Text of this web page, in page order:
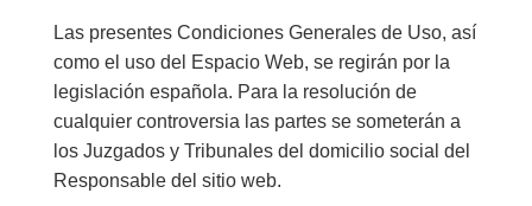
Las presentes Condiciones Generales de Uso, así
como el uso del Espacio Web, se regirán por la
legislación española. Para la resolución de
cualquier controversia las partes se someterán a
los Juzgados y Tribunales del domicilio social del
Responsable del sitio web.